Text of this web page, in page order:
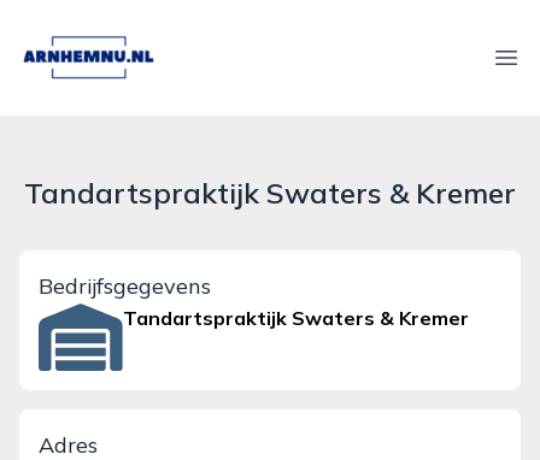
arnhemnu.nl
Tandartspraktijk Swaters & Kremer
Bedrijfsgegevens
Tandartspraktijk Swaters & Kremer
Adres